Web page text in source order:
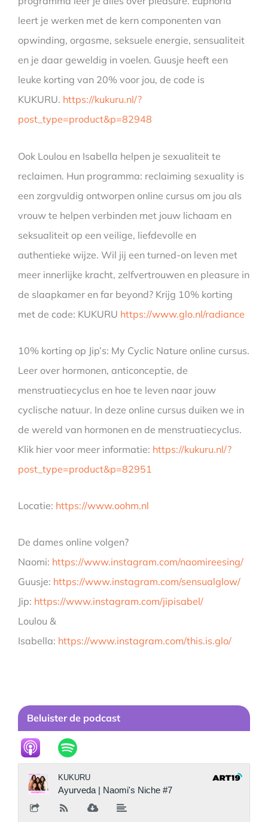
leert je werken met de kern componenten van
opwinding, orgasme, seksuele energie, sensualiteit
en je daar geweldig in voelen. Guusje heeft een
leuke korting van 20% voor jou, de code is
KUKURU. https://kukuru.nl/?
post_type=product&p=82948
Ook Loulou en Isabella helpen je sexualiteit te
reclaimen. Hun programma: reclaiming sexuality is
een zorgvuldig ontworpen online cursus om jou als
vrouw te helpen verbinden met jouw lichaam en
seksualiteit op een veilige, liefdevolle en
authentieke wijze. Wil jij een turned-on leven met
meer innerlijke kracht, zelfvertrouwen en pleasure in
de slaapkamer en far beyond? Krijg 10% korting
met de code: KUKURU https://www.glo.nl/radiance
10% korting op Jip’s: My Cyclic Nature online cursus.
Leer over hormonen, anticonceptie, de
menstruatiecyclus en hoe te leven naar jouw
cyclische natuur. In deze online cursus duiken we in
de wereld van hormonen en de menstruatiecyclus.
Klik hier voor meer informatie: https://kukuru.nl/?
post_type=product&p=82951
Locatie: https://www.oohm.nl
De dames online volgen?
Naomi: https://www.instagram.com/naomireesing/
Guusje: https://www.instagram.com/sensualglow/
Jip: https://www.instagram.com/jipisabel/
Loulou &
Isabella: https://www.instagram.com/this.is.glo/
Beluister de podcast